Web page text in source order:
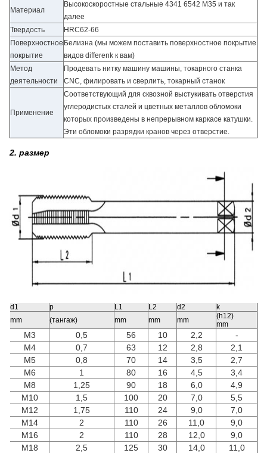
Материал
Высокоскоростные стальные 4341 6542 M35 и так
далее
Твердость
HRC62-66
Поверхностное
покрытие
Белизна (мы можем поставить поверхностное покрытие
видов differenk к вам)
Метод
деятельности
Продевать нитку машину машины, токарного станка
CNC, филировать и сверлить, токарный станок
Применение
Соответствующий для сквозной выстукивать отверстия
углеродистых сталей и цветных металлов обломоки
которых произведены в непрерывном каркасе катушки.
Эти обломоки разрядки кранов через отверстие.
2. размер
d1 p L1 L2 d2
k
mm
(тангаж) mm mm mm
(h12)
mm
M3 0,5 56 10 2,2
-
M4
0,7 63 12 2,8
2,1
M5
0,8 70 14 3,5
2,7
M6
1 80 16 4,5
3,4
M8
1,25 90 18 6,0
4,9
M10
1,5 100 20 7,0
5,5
M12
1,75 110 24 9,0
7,0
M14
2 110 26 11,0
9,0
M16
2 110 28 12,0
9,0
M18
2,5 125 30 14,0
11,0